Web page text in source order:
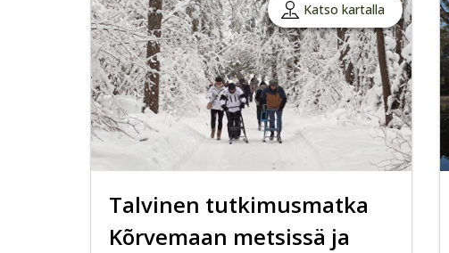
Katso kartalla
Talvinen tutkimusmatka
Kõrvemaan metsissä ja